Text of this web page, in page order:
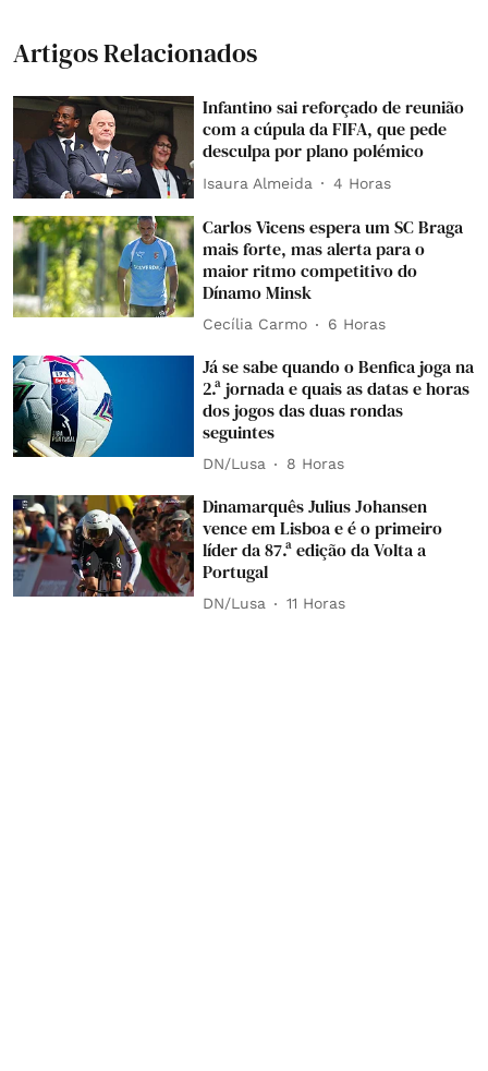
Artigos Relacionados
Infantino sai reforçado de reunião
com a cúpula da FIFA, que pede
desculpa por plano polémico
Isaura Almeida 4 Horas
Carlos Vicens espera um SC Braga
mais forte, mas alerta para o
maior ritmo competitivo do
Dínamo Minsk
Cecília Carmo 6 Horas
Já se sabe quando o Benfica joga na
2.ª jornada e quais as datas e horas
dos jogos das duas rondas
seguintes
DN/Lusa 8 Horas
Dinamarquês Julius Johansen
vence em Lisboa e é o primeiro
líder da 87.ª edição da Volta a
Portugal
DN/Lusa 11 Horas